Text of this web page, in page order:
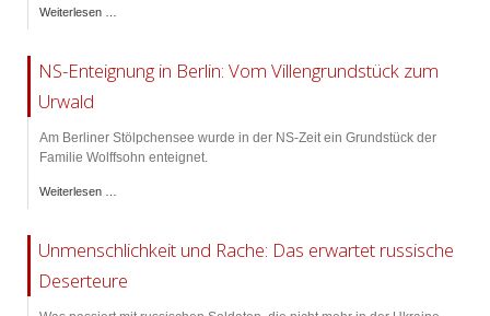
Weiterlesen …
NS-Enteignung in Berlin: Vom Villengrundstück zum
Urwald
Am Berliner Stölpchensee wurde in der NS-Zeit ein Grundstück der
Familie Wolffsohn enteignet.
Weiterlesen …
Unmenschlichkeit und Rache: Das erwartet russische
Deserteure